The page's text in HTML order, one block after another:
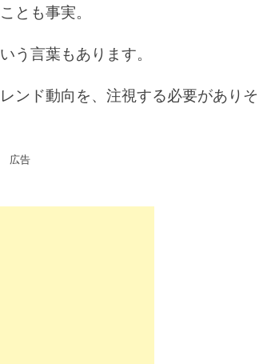
とも事実。
う言葉もあります。
ンド動向を、注視する必要がありそ
広告